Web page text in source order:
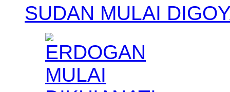
SUDAN MULAI